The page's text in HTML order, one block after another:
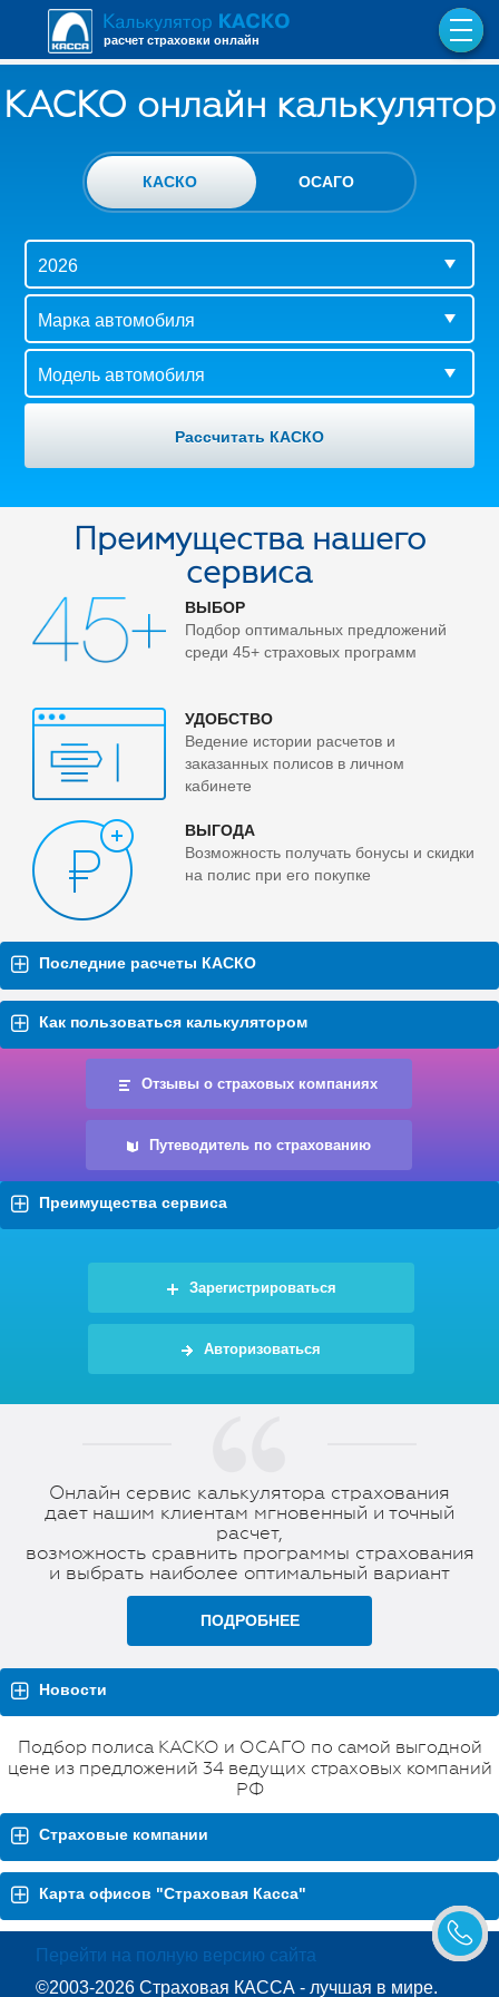
расчет страховки онлайн
КАСКО онлайн калькулятор
КАСКО ОСАГО
Преимущества нашего
сервиса
ВЫБОР
Подбор оптимальных предложений
среди 45+ страховых программ
УДОБСТВО
Ведение истории расчетов и
заказанных полисов в личном
кабинете
ВЫГОДА
Возможность получать бонусы и скидки
на полис при его покупке
Последние расчеты КАСКО
Как пользоваться калькулятором
Отзывы о страховых компаниях
Путеводитель по страхованию
Преимущества сервиса
Зарегистрироваться
Авторизоваться
Онлайн сервис калькулятора страхования
дает нашим клиентам мгновенный и точный
расчет,
возможность сравнить программы страхования
и выбрать наиболее оптимальный вариант
ПОДРОБНЕЕ
Новости
Подбор полиса КАСКО и ОСАГО по самой выгодной
цене из предложений 34 ведущих страховых компаний
РФ
Страховые компании
Карта офисов "Страховая Касса"
Перейти на полную версию сайта
©2003-2026 Страховая КАССА - лучшая в мире.